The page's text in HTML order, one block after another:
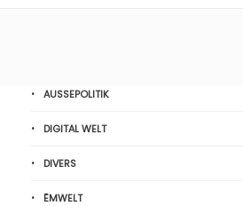
AUSSEPOLITIK
DIGITAL WELT
DIVERS
ËMWELT